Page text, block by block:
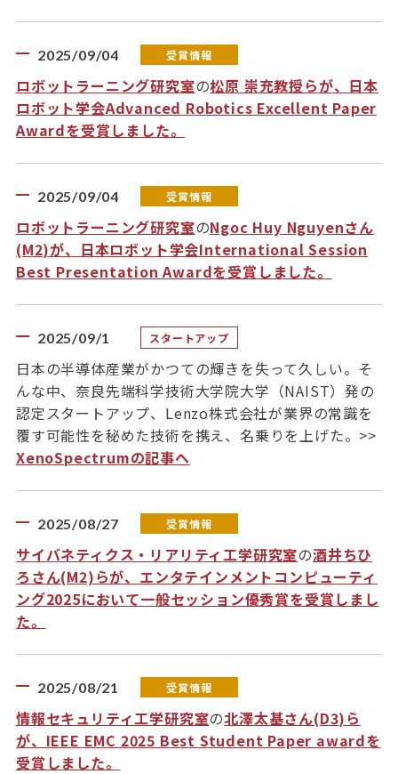
2025/09/04 受賞情報
ロボットラーニング研究室の松原 崇充教授らが、日本
ロボット学会Advanced Robotics Excellent Paper
Awardを受賞しました。
2025/09/04 受賞情報
ロボットラーニング研究室のNgoc Huy Nguyenさん
(M2)が、日本ロボット学会International Session
Best Presentation Awardを受賞しました。
2025/09/1 スタートアップ
日本の半導体産業がかつての輝きを失って久しい。そ
んな中、奈良先端科学技術大学院大学（NAIST）発の
認定スタートアップ、Lenzo株式会社が業界の常識を
覆す可能性を秘めた技術を携え、名乗りを上げた。>>
XenoSpectrumの記事へ
2025/08/27 受賞情報
サイバネティクス・リアリティ工学研究室の酒井ちひ
ろさん(M2)らが、エンタテインメントコンピューティ
ング2025において一般セッション優秀賞を受賞しまし
た。
2025/08/21 受賞情報
情報セキュリティ工学研究室の北澤太基さん(D3)ら
が、IEEE EMC 2025 Best Student Paper awardを
受賞しました。